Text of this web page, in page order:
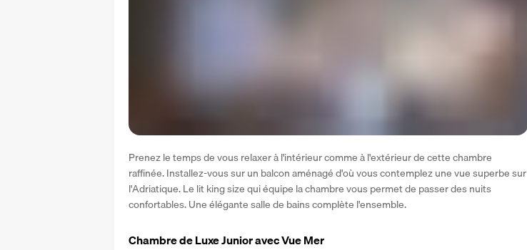
Prenez le temps de vous relaxer à l'intérieur comme à l'extérieur de cette chambre
raffinée. Installez-vous sur un balcon aménagé d'où vous contemplez une vue superbe sur
l'Adriatique. Le lit king size qui équipe la chambre vous permet de passer des nuits
confortables. Une élégante salle de bains complète l'ensemble.
Chambre de Luxe Junior avec Vue Mer